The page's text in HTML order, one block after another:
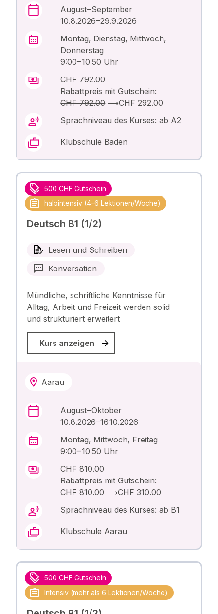
August – September
10.8.2026 –29.9.2026
Montag, Dienstag, Mittwoch,
Donnerstag
9:00 – 10:50 Uhr
CHF 792.00
Rabattpreis mit Gutschein:
CHF 792.00⟶CHF 292.00
Sprachniveau des Kurses: ab A2
Klubschule Baden
500 CHF Gutschein
halbintensiv (4–6 Lektionen/Woche)
Deutsch B1 (1/2)
Lesen und Schreiben
Konversation
Mündliche, schriftliche Kenntnisse für
Alltag, Arbeit und Freizeit werden solid
und strukturiert erweitert
Kurs anzeigen
Aarau
August – Oktober
10.8.2026 –16.10.2026
Montag, Mittwoch, Freitag
9:00 – 10:50 Uhr
CHF 810.00
Rabattpreis mit Gutschein:
CHF 810.00⟶CHF 310.00
Sprachniveau des Kurses: ab B1
Klubschule Aarau
500 CHF Gutschein
Intensiv (mehr als 6 Lektionen/Woche)